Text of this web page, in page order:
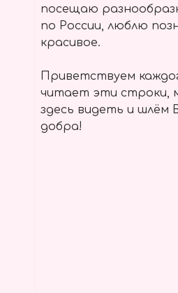
посещаю
по России, люблю
красивое.
Приветствуем
читает эти строки,
здесь видеть и шлём
добра!